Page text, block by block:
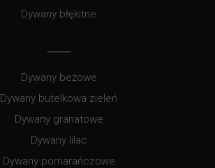
Dywany błękitne
Dywany beżowe
Dywany butelkowa zieleń
Dywany granatowe
Dywany lilac
Dywany pomarańczowe